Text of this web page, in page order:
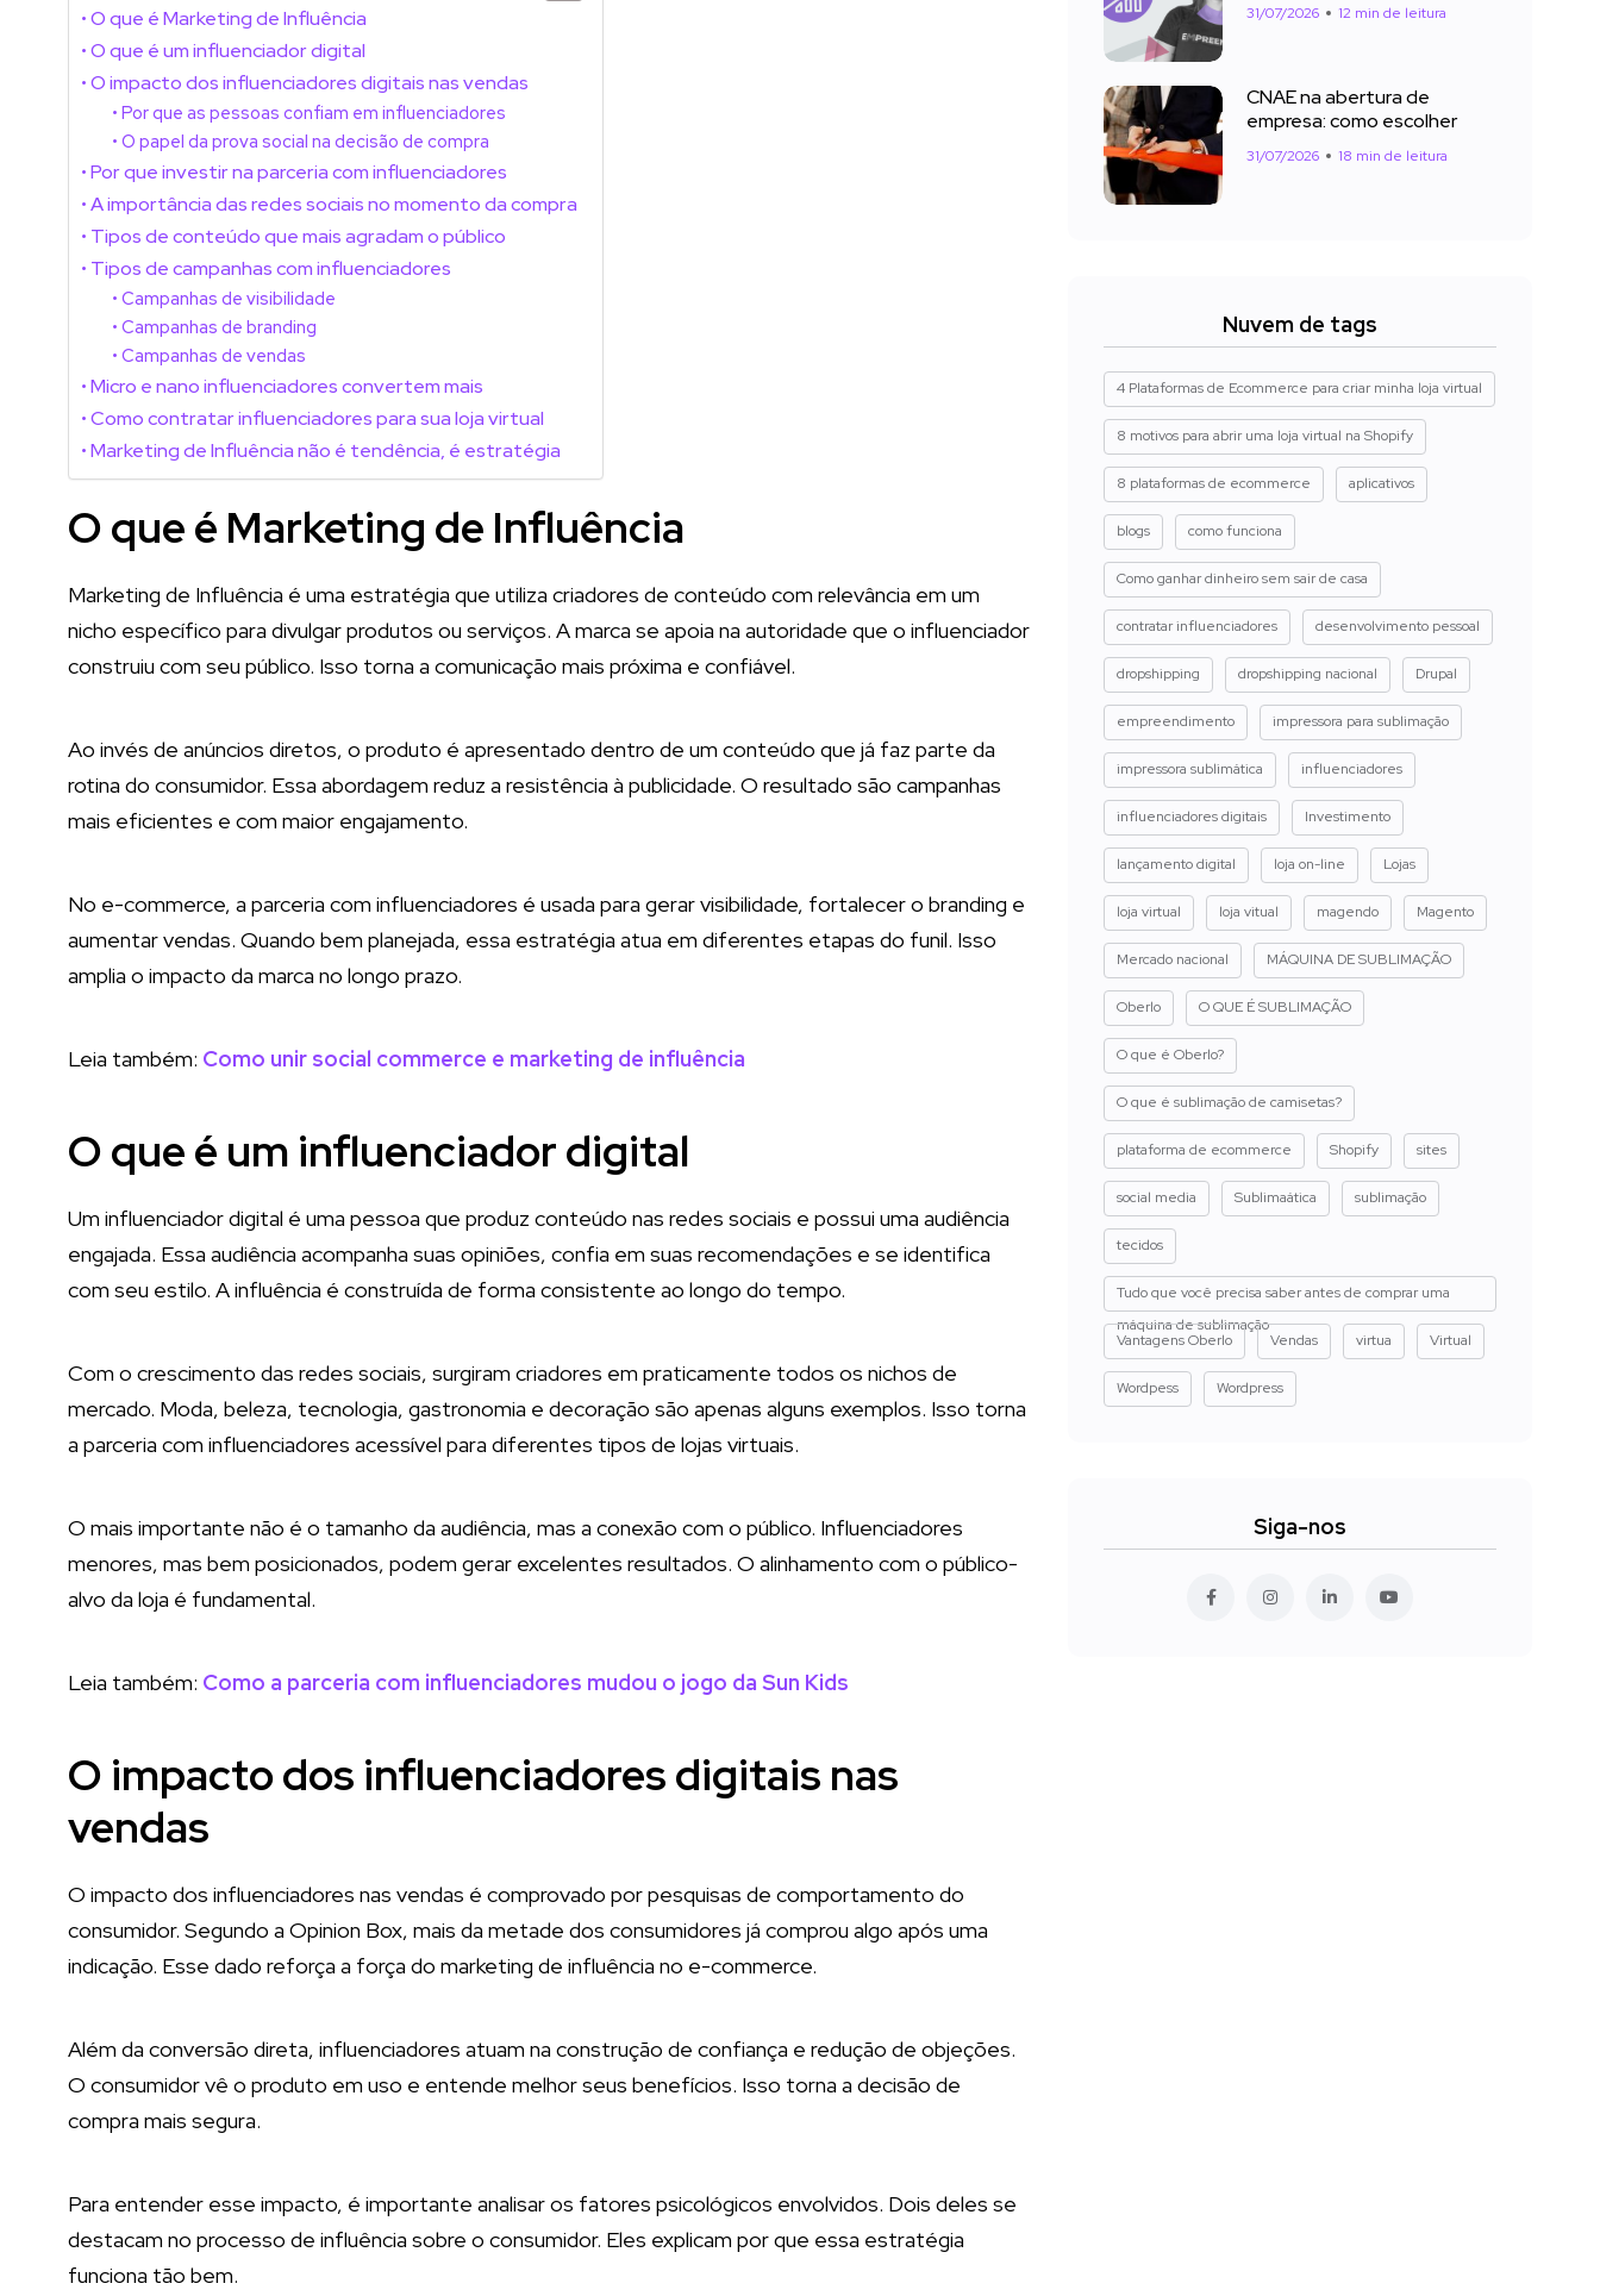
O que é Marketing de Influência
O que é um influenciador digital
O impacto dos influenciadores digitais nas vendas
Por que as pessoas confiam em influenciadores
O papel da prova social na decisão de compra
Por que investir na parceria com influenciadores
A importância das redes sociais no momento da compra
Tipos de conteúdo que mais agradam o público
Tipos de campanhas com influenciadores
Campanhas de visibilidade
Campanhas de branding
Campanhas de vendas
Micro e nano influenciadores convertem mais
Como contratar influenciadores para sua loja virtual
Marketing de Influência não é tendência, é estratégia
O que é Marketing de Influência
Marketing de Influência é uma estratégia que utiliza criadores de conteúdo com relevância em um
nicho específico para divulgar produtos ou serviços. A marca se apoia na autoridade que o influenciador
construiu com seu público. Isso torna a comunicação mais próxima e confiável.
Ao invés de anúncios diretos, o produto é apresentado dentro de um conteúdo que já faz parte da
rotina do consumidor. Essa abordagem reduz a resistência à publicidade. O resultado são campanhas
mais eficientes e com maior engajamento.
No e-commerce, a parceria com influenciadores é usada para gerar visibilidade, fortalecer o branding e
aumentar vendas. Quando bem planejada, essa estratégia atua em diferentes etapas do funil. Isso
amplia o impacto da marca no longo prazo.
Leia também: Como unir social commerce e marketing de influência
O que é um influenciador digital
Um influenciador digital é uma pessoa que produz conteúdo nas redes sociais e possui uma audiência
engajada. Essa audiência acompanha suas opiniões, confia em suas recomendações e se identifica
com seu estilo. A influência é construída de forma consistente ao longo do tempo.
Com o crescimento das redes sociais, surgiram criadores em praticamente todos os nichos de
mercado. Moda, beleza, tecnologia, gastronomia e decoração são apenas alguns exemplos. Isso torna
a parceria com influenciadores acessível para diferentes tipos de lojas virtuais.
O mais importante não é o tamanho da audiência, mas a conexão com o público. Influenciadores
menores, mas bem posicionados, podem gerar excelentes resultados. O alinhamento com o público-
alvo da loja é fundamental.
Leia também: Como a parceria com influenciadores mudou o jogo da Sun Kids
O impacto dos influenciadores digitais nas
vendas
O impacto dos influenciadores nas vendas é comprovado por pesquisas de comportamento do
consumidor. Segundo a Opinion Box, mais da metade dos consumidores já comprou algo após uma
indicação. Esse dado reforça a força do marketing de influência no e-commerce.
Além da conversão direta, influenciadores atuam na construção de confiança e redução de objeções.
O consumidor vê o produto em uso e entende melhor seus benefícios. Isso torna a decisão de
compra mais segura.
Para entender esse impacto, é importante analisar os fatores psicológicos envolvidos. Dois deles se
destacam no processo de influência sobre o consumidor. Eles explicam por que essa estratégia
funciona tão bem.
31/07/2026 12 min de leitura
CNAE na abertura de
empresa: como escolher
31/07/2026 18 min de leitura
Nuvem de tags
4 Plataformas de Ecommerce para criar minha loja virtual
8 motivos para abrir uma loja virtual na Shopify
8 plataformas de ecommerce aplicativos
blogs como funciona
Como ganhar dinheiro sem sair de casa
contratar influenciadores desenvolvimento pessoal
dropshipping dropshipping nacional Drupal
empreendimento impressora para sublimação
impressora sublimática influenciadores
influenciadores digitais Investimento
lançamento digital loja on-line Lojas
loja virtual loja vitual magendo Magento
Mercado nacional MÁQUINA DE SUBLIMAÇÃO
Oberlo O QUE É SUBLIMAÇÃO
O que é Oberlo?
O que é sublimação de camisetas?
plataforma de ecommerce Shopify sites
social media Sublimaática sublimação
tecidos
Tudo que você precisa saber antes de comprar uma
máquina de sublimação
Vantagens Oberlo
Vendas virtua Virtual
Wordpess Wordpress
Siga-nos